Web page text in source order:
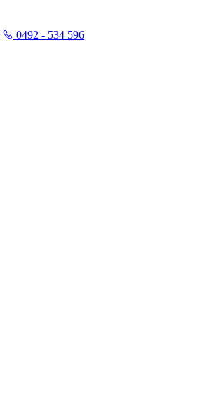
0492 - 534 596